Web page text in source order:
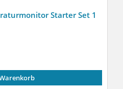
Starter Set 1